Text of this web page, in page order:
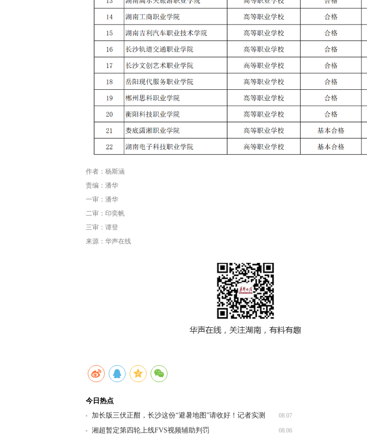
作者：杨斯涵
责编：潘华
一审：潘华
二审：印奕帆
三审：谭登
来源：华声在线
今日热点
加长版三伏正酣，长沙这份“避暑地图”请收好！记者实测
九区县（市）清凉坐标
08.07
湘超暂定第四轮上线FVS视频辅助判罚 08.06